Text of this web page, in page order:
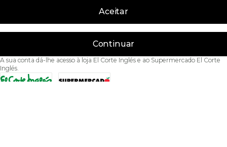
Aceitar
Continuar
A sua conta dá-lhe acesso à loja El Corte Inglés e ao Supermercado El Corte
Inglés.